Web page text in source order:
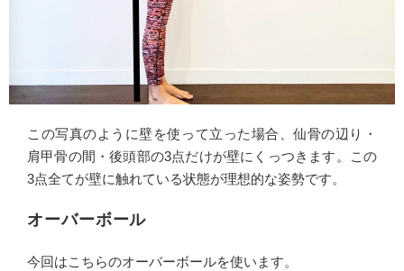
この写真のように壁を使って立った場合、仙骨の辺り・
肩甲骨の間・後頭部の3点だけが壁にくっつきます。この
3点全てが壁に触れている状態が理想的な姿勢です。
オーバーボール
今回はこちらのオーバーボールを使います。